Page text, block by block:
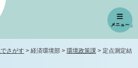
さがす > 経済環境部 > 環境政策課 > 定点測定結